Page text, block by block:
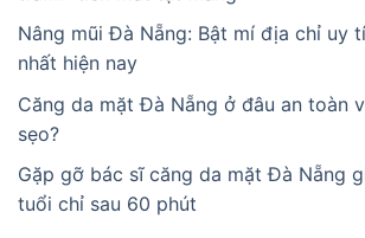
Nâng mũi Đà Nẵng: Bật mí địa chỉ uy
nhất hiện nay
Căng da mặt Đà Nẵng ở đâu an toàn
sẹo?
Gặp gỡ bác sĩ căng da mặt Đà Nẵng
tuổi chỉ sau 60 phút